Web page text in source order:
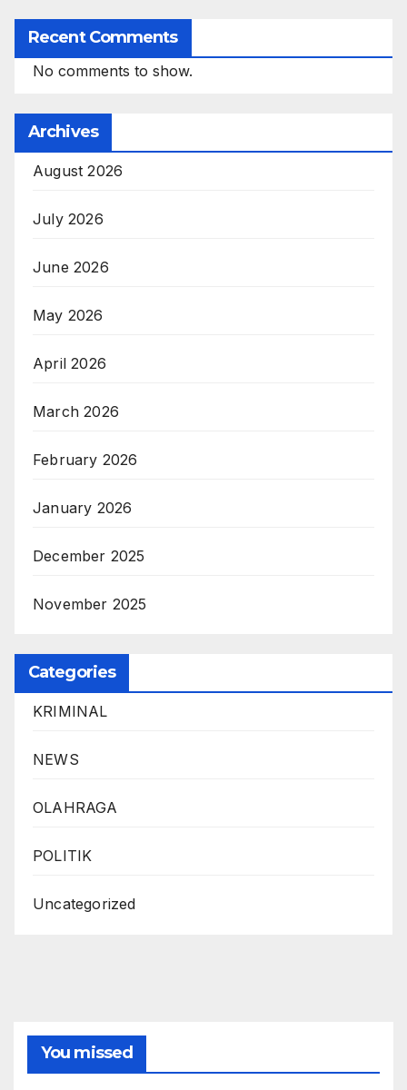
Recent Comments
No comments to show.
Archives
August 2026
July 2026
June 2026
May 2026
April 2026
March 2026
February 2026
January 2026
December 2025
November 2025
Categories
KRIMINAL
NEWS
OLAHRAGA
POLITIK
Uncategorized
You missed